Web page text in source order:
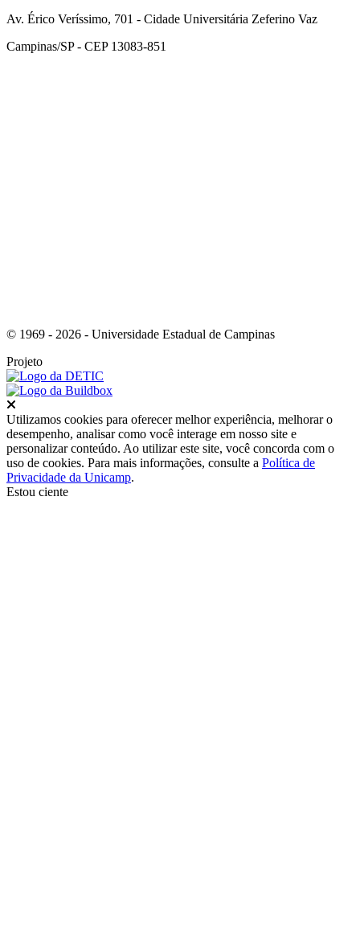
Av. Érico Veríssimo, 701 - Cidade Universitária Zeferino Vaz
Campinas/SP - CEP 13083-851
© 1969 - 2026 - Universidade Estadual de Campinas
Projeto
Utilizamos cookies para oferecer melhor experiência, melhorar o
desempenho, analisar como você interage em nosso site e
personalizar conteúdo. Ao utilizar este site, você concorda com o
uso de cookies. Para mais informações, consulte a Política de
Privacidade da Unicamp.
Estou ciente